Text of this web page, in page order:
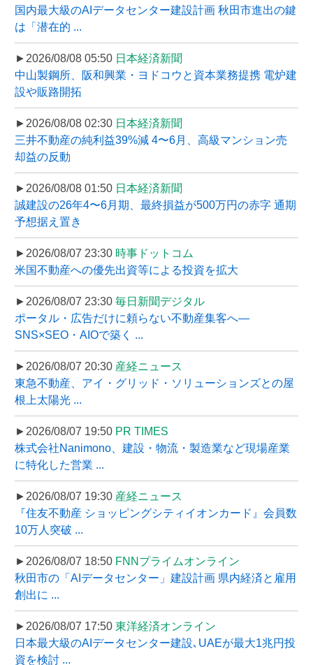
国内最大級のAIデータセンター建設計画 秋田市進出の鍵
は「潜在的 ...
►2026/08/08 05:50 日本経済新聞
中山製鋼所、阪和興業・ヨドコウと資本業務提携 電炉建
設や販路開拓
►2026/08/08 02:30 日本経済新聞
三井不動産の純利益39%減 4〜6月、高級マンション売
却益の反動
►2026/08/08 01:50 日本経済新聞
誠建設の26年4〜6月期、最終損益が500万円の赤字 通期
予想据え置き
►2026/08/07 23:30 時事ドットコム
米国不動産への優先出資等による投資を拡大
►2026/08/07 23:30 毎日新聞デジタル
ポータル・広告だけに頼らない不動産集客へ―
SNS×SEO・AIOで築く ...
►2026/08/07 20:30 産経ニュース
東急不動産、アイ・グリッド・ソリューションズとの屋
根上太陽光 ...
►2026/08/07 19:50 PR TIMES
株式会社Nanimono、建設・物流・製造業など現場産業
に特化した営業 ...
►2026/08/07 19:30 産経ニュース
『住友不動産 ショッピングシティイオンカード』会員数
10万人突破 ...
►2026/08/07 18:50 FNNプライムオンライン
秋田市の「AIデータセンター」建設計画 県内経済と雇用
創出に ...
►2026/08/07 17:50 東洋経済オンライン
日本最大級のAIデータセンター建設､UAEが最大1兆円投
資を検討 ...